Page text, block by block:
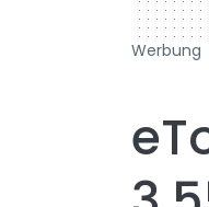
Werbung